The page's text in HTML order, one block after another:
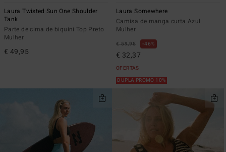
Laura Twisted Sun One Shoulder
Tank
Parte de cima de biquíni Top Preto
Mulher
€ 49,95
Laura Somewhere
Camisa de manga curta Azul
Mulher
€ 59,95 46%
€ 32,37
OFERTAS
DUPLA PROMO 10%